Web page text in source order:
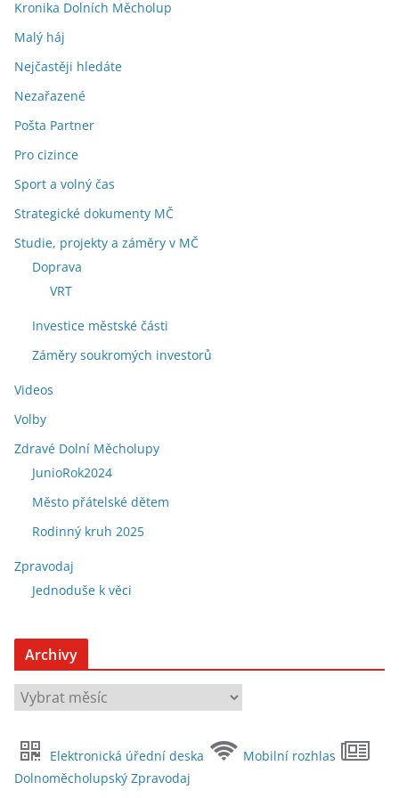
Kronika Dolních Měcholup
Malý háj
Nejčastěji hledáte
Nezařazené
Pošta Partner
Pro cizince
Sport a volný čas
Strategické dokumenty MČ
Studie, projekty a záměry v MČ
Doprava
VRT
Investice městské části
Záměry soukromých investorů
Videos
Volby
Zdravé Dolní Měcholupy
JunioRok2024
Město přátelské dětem
Rodinný kruh 2025
Zpravodaj
Jednoduše k věci
Archivy
A
r
h
i
Elektronická úřední deska
Mobilní rozhlas
Dolnoměcholupský Zpravodaj